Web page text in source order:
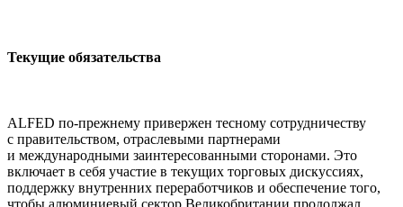
Текущие обязательства
ALFED по-прежнему привержен тесному сотрудничеству
с правительством, отраслевыми партнерами
и международными заинтересованными сторонами. Это
включает в себя участие в текущих торговых дискуссиях,
поддержку внутренних переработчиков и обеспечение того,
чтобы алюминиевый сектор Великобритании продолжал